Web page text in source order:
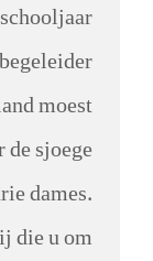
moest
sjoege
dames.
die u om